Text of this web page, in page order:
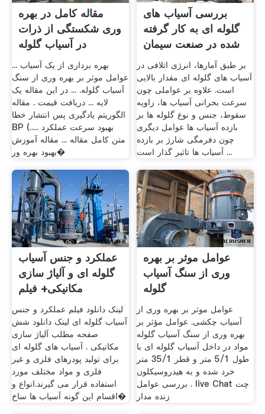
مقاله کامل در بهره
وری شکستگی از ذرات
در آسیاب گلوله
بهره برداری از یک آسیاب ...
عوامل موثر بر بهره وری از سنگ
آسیاب گلوله. ... در این مقاله یک
لایه ... دریافت قیمت . مقاله
الگوریتم یادگیری پس انتشار خطا
BP (بهبود سرعت عملکرد .....
متن کامل مقاله ... مقاله آموزش
بهبود بهره ور�
بررسی آسیاب های
گلوله ای به کار گرفته
شده در صنعت سیمان
و ...
بر طبق آمارها، انرژی اتلافی در
آسیاب های گلوله ای مقدار بالایی
است. علاوه بر عواملی چون
سرعت بحرانی آسیاب ها، زاویه
سقوط، جنس و نوع گلوله ها بر
بازده آسیاب ها عوامل دیگری
چون دفرمگی شارژ بر بازده
آسیاب ها تاثیر گذار است ...
عملکرد و جنس آسیاب
گلوله ای و آلیاژ سازی
مکانیکی+ فیلم
لینک دانلود فیلم عملکرد و جنس
آسیاب گلوله ای لینک دانلود شش
صفحه مطلب آلیاژ سازی
مکانیکی . آسیاب های گلوله ای
برای تولید پودرهای فلزی و غیر
فلزی و مواد مختلف مورد
استفاده قرار می گیرند.انواع و
اقسام این گونه آسیاب ها ساخ�
عوامل موثر بر بهره
وری از سنگ آسیاب
گلوله
عوامل موثر بر بهره وری از
آسیاب چکشی. عوامل مؤثر بر
بهره وری از سنگ آسیاب گلوله
مواد در داخل آسیاب گلوله ای با
طول 5/1 متر و قطر 35/1 متر
خرد شده و به هیدروسیکلون
بررسی عوامل . live Chat چت
زنده مدار